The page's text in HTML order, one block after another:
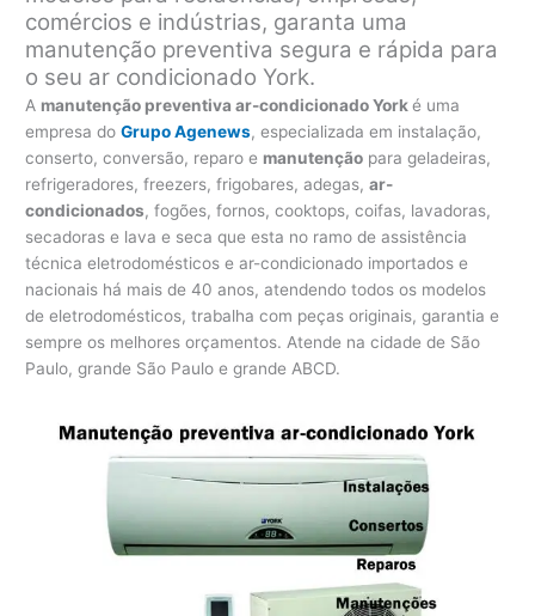
comércios e indústrias, garanta uma
manutenção preventiva segura e rápida para
o seu ar condicionado York.
A manutenção preventiva ar-condicionado Yorké uma
empresa doGrupo Agenews, especializada em instalação,
conserto, conversão, reparo e manutenção para geladeiras,
refrigeradores, freezers, frigobares, adegas,ar-
condicionados, fogões, fornos, cooktops, coifas, lavadoras,
secadoras e lava e seca que esta no ramo de assistência
técnica eletrodomésticos e ar-condicionado importados e
nacionais há mais de 40 anos, atendendo todos os modelos
de eletrodomésticos, trabalha com peças originais, garantia e
sempre os melhores orçamentos. Atende na cidade de São
Paulo, grande São Paulo e grande ABCD.